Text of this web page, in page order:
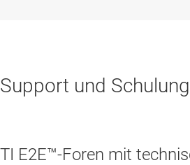
Support und
TI E2E™-Foren mit